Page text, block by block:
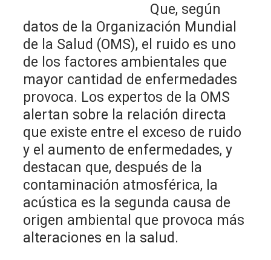
Que, según
datos de la Organización Mundial
de la Salud (OMS), el ruido es uno
de los factores ambientales que
mayor cantidad de enfermedades
provoca. Los expertos de la OMS
alertan sobre la relación directa
que existe entre el exceso de ruido
y el aumento de enfermedades, y
destacan que, después de la
contaminación atmosférica, la
acústica es la segunda causa de
origen ambiental que provoca más
alteraciones en la salud.